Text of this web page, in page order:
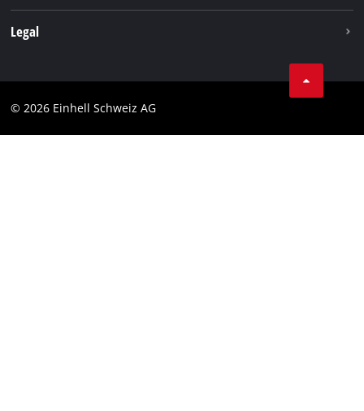
Legal
Marque
© 2026 Einhell Schweiz AG